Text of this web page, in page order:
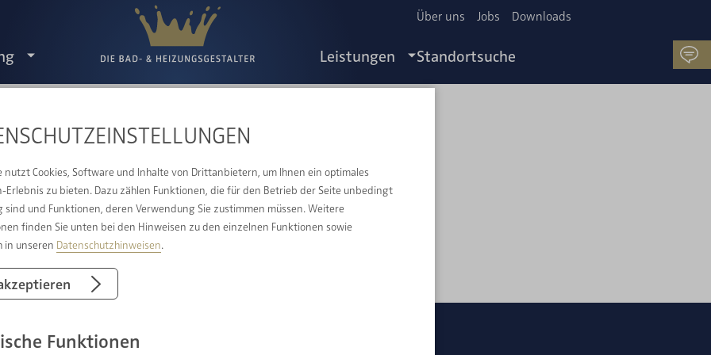
nutzt Cookies, Software und Inhalte von Drittanbietern, um Ihnen ein optimales
Erlebnis zu bieten. Dazu zählen Funktionen, die für den Betrieb der Seite unbedingt
sind und Funktionen, deren Verwendung Sie zustimmen müssen. Weitere
finden Sie unten bei den Hinweisen zu den einzelnen Funktionen sowie
in unseren Datenschutzhinweisen.
Funktionen
Leistungen Standortsuche
Über uns Jobs Downloads
BESTEN MOMENTE SIND PERSÖNLICH.